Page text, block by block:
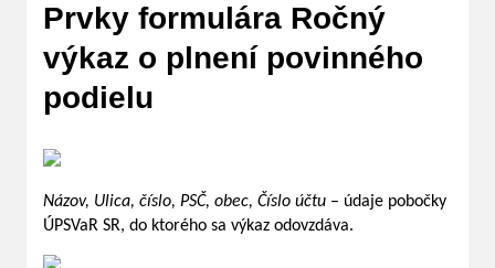
Prvky formulára Ročný
výkaz o plnení povinného
podielu
Názov, Ulica, číslo, PSČ, obec, Číslo účtu – údaje pobočky
ÚPSVaR SR, do ktorého sa výkaz odovzdáva.